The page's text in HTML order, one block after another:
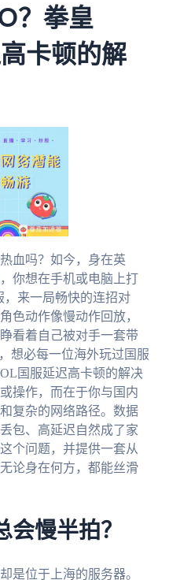
？拳皇
卡顿的解
血吗？如今，身在英
你想在手机或电脑上打
来一局畅快的连招对
动作像慢动作回放，
看着自己被对手一套带
想必每一位海外玩过国服
国服延迟高卡顿的解决
操作，而在于你与国内
复杂的网络路径。数据
包、高延迟自然成了家
个问题，并提供一套从
论身在何方，都能丝滑
会慢半拍？
是位于上海的服务器。